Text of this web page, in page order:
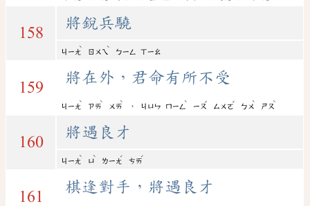
158
將銳兵驍
ㄐㄧㄤ
ˋ
ㄖㄨㄟ
ˋ
ㄅㄧㄥ ㄒㄧㄠ
159
將在外，君命有所不受
ㄐㄧㄤ
ˋ
ㄗㄞ
ˋ
ㄨㄞ
ˋ
， ㄐㄩㄣ ㄇㄧㄥ
ˋ
ㄧㄡ
ˇ
ㄙㄨㄛ
ˇ
ㄅㄨ
ˋ
ㄕㄡ
ˋ
160
將遇良才
ㄐㄧㄤ
ˋ
ㄩ
ˋ
ㄌㄧㄤ
ˊ
ㄘㄞ
ˊ
161
棋逢對手，將遇良才